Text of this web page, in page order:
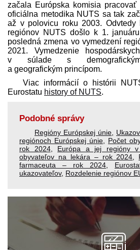
začala Európska komisia
oficiálna metodika NUTS sa tak
až v polovicu roku 2003. Odvtedy
regiónov NUTS došlo k 1.
posledná zmena vo vymedzení
2021. Vymedzenie
v súlade s demografickým,
a geografickým princípom.
Viac informácií o histórii
Eurostatu history of NUTS.
Podobné správy
Regióny Európskej únie
regiónoch Európskej únie
Počet
rok 2024, Európa a jej regióny v
obyvateľov na lekára – rok 2024
farmaceuta – rok 2024
ukazovateľov, Rozdelenie regiónov